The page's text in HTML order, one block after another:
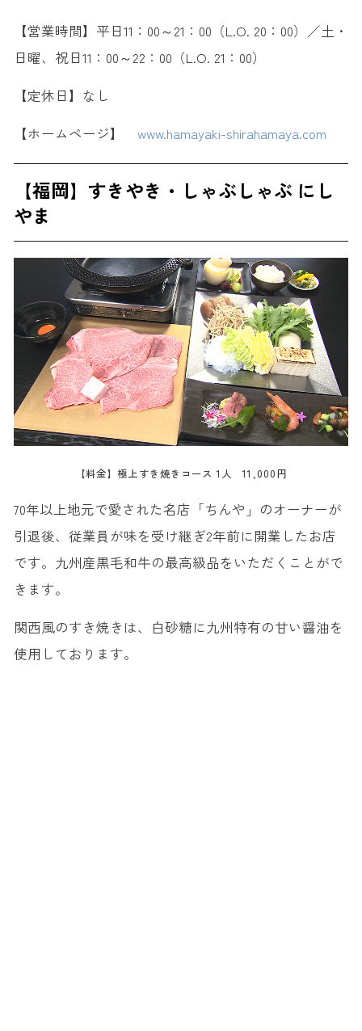
【営業時間】平日11：00～21：00（L.O. 20：00）／土・
日曜、祝日11：00～22：00（L.O. 21：00）
【定休日】なし
【ホームページ】 www.hamayaki-shirahamaya.com
【福岡】すきやき・しゃぶしゃぶ にし
やま
【料金】極上すき焼きコース 1人 11,000円
70年以上地元で愛された名店「ちんや」のオーナーが
引退後、従業員が味を受け継ぎ2年前に開業したお店
です。九州産黒毛和牛の最高級品をいただくことがで
きます。
関西風のすき焼きは、白砂糖に九州特有の甘い醤油を
使用しております。